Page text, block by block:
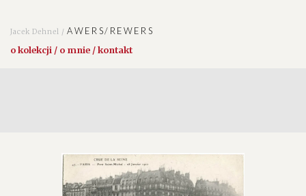
Jacek Dehnel /AWERS/REWERS
o kolekcji / o mnie / kontakt